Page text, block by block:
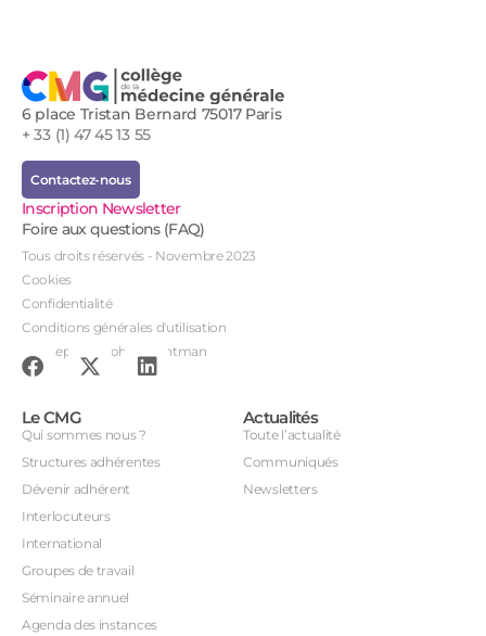
6 place Tristan Bernard 75017 Paris
+ 33 (1) 47 45 13 55
Contactez-nous
Inscription Newsletter
Foire aux questions (FAQ)
Tous droits réservés - Novembre 2023
Cookies
Confidentialité
Conditions générales d'utilisation
Conception : John Brightman
Le CMG
Qui sommes nous ?
Structures adhérentes
Dévenir adhérent
Interlocuteurs
International
Groupes de travail
Séminaire annuel
Agenda des instances
Actualités
Toute l’actualité
Communiqués
Newsletters